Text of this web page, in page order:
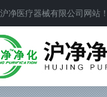
净医疗器械有限公司网站！